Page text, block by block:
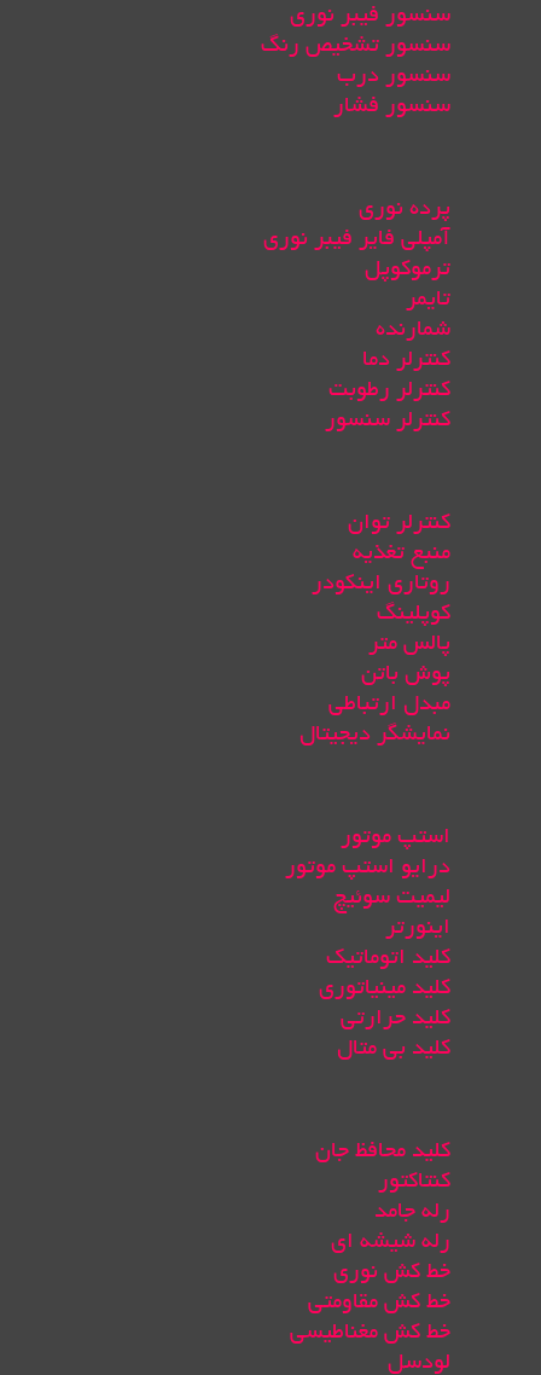
سنسور فیبر نوری
سنسور تشخیص رنگ
سنسور درب
سنسور فشار
پرده نوری
آمپلی فایر فیبر نوری
ترموکوپل
تایمر
شمارنده
کنترلر دما
کنترلر رطوبت
کنترلر سنسور
کنترلر توان
منبع تغذیه
روتاری اینکودر
کوپلینگ
پالس متر
پوش باتن
مبدل ارتباطی
نمایشگر دیجیتال
استپ موتور
درایو استپ موتور
لیمیت سوئیچ
اینورتر
کلید اتوماتیک
کلید مینیاتوری
کلید حرارتی
کلید بی متال
کلید محافظ جان
کنتاکتور
رله جامد
رله شیشه ای
خط کش نوری
خط کش مقاومتی
خط کش مغناطیسی
لودسل